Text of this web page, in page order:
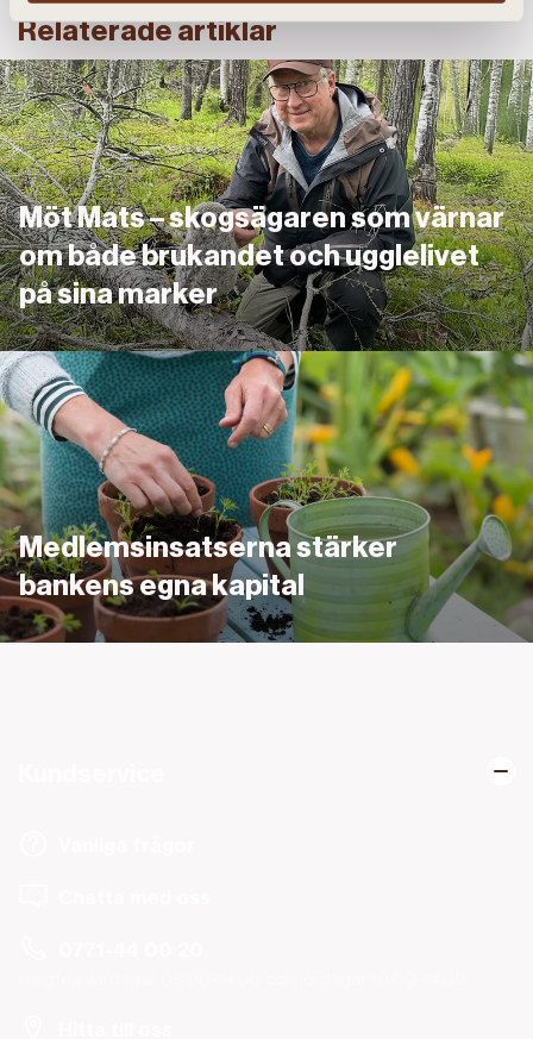
Relaterade artiklar
Länk
Möt Mats – skogsägaren som värnar
om både brukandet och ugglelivet
på sina marker
Länk
Medlemsinsatserna stärker
bankens egna kapital